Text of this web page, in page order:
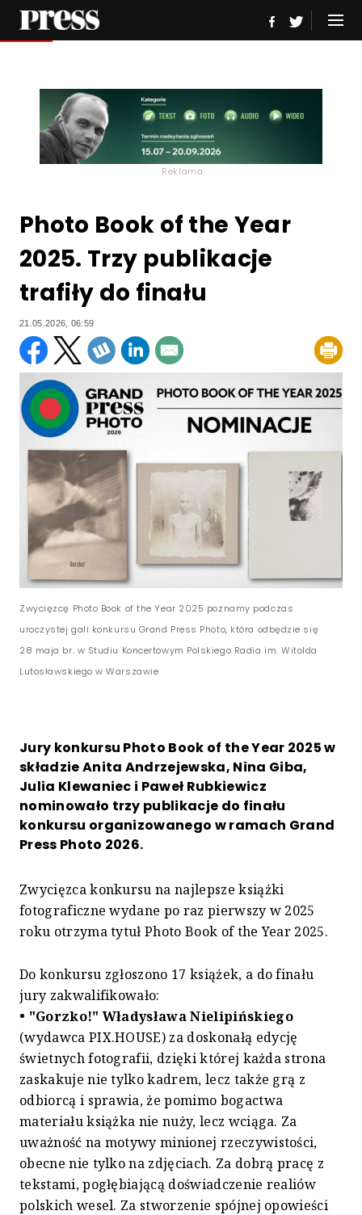
Reklama
Photo Book of the Year
2025. Trzy publikacje
trafiły do finału
21.05.2026, 06:59
Zwycięzcę Photo Book of the Year 2025 poznamy podczas
uroczystej gali konkursu Grand Press Photo, która odbędzie się
28 maja br. w Studiu Koncertowym Polskiego Radia im. Witolda
Lutosławskiego w Warszawie
Jury konkursu Photo Book of the Year 2025 w
składzie Anita Andrzejewska, Nina Giba,
Julia Klewaniec i Paweł Rubkiewicz
nominowało trzy publikacje do finału
konkursu organizowanego w ramach Grand
Press Photo 2026.
Zwycięzca konkursu na najlepsze książki
fotograficzne wydane po raz pierwszy w 2025
roku otrzyma tytuł Photo Book of the Year 2025.
Do konkursu zgłoszono 17 książek, a do finału
jury zakwalifikowało:
• "Gorzko!" Władysława Nielipińskiego
(wydawca PIX.HOUSE) za doskonałą edycję
świetnych fotografii, dzięki której każda strona
zaskakuje nie tylko kadrem, lecz także grą z
odbiorcą i sprawia, że pomimo bogactwa
materiału książka nie nuży, lecz wciąga. Za
uważność na motywy minionej rzeczywistości,
obecne nie tylko na zdjęciach. Za dobrą pracę z
tekstami, pogłębiającą doświadczenie realiów
polskich wesel. Za stworzenie spójnej opowieści